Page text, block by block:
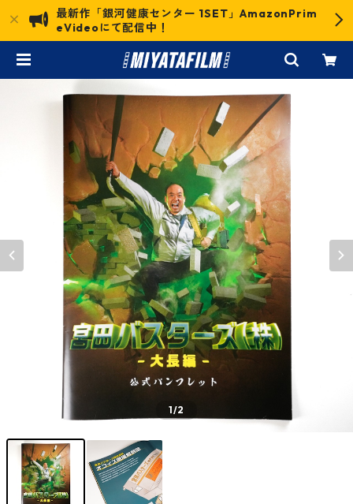
最新作「銀河健康センター 1SET」AmazonPrim
eVideoにて配信中！
1/2